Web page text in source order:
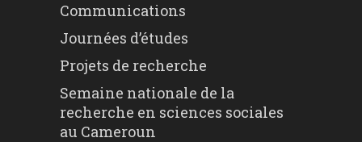
Communications
Journées d’études
Projets de recherche
Semaine nationale de la
recherche en sciences sociales
au Cameroun